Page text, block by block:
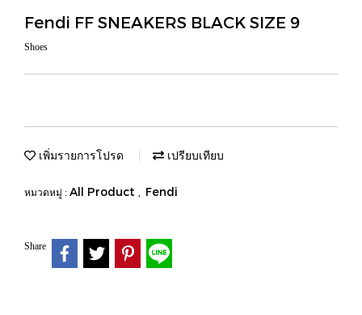
Fendi FF SNEAKERS BLACK SIZE 9
Shoes
เพิ่มรายการโปรด เปรียบเทียบ
หมวดหมู่ : All Product , Fendi
Share